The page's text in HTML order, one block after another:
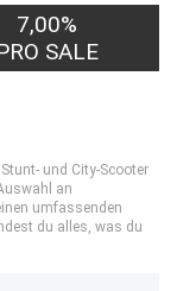
7,00%
SALE
und City-Scooter
an
umfassenden
du alles, was du